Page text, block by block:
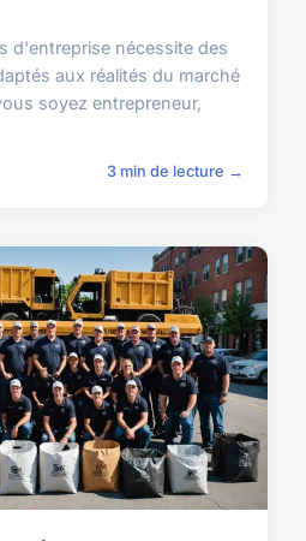
d'entreprise nécessite des
aux réalités du marché
soyez entrepreneur,
3 min de lecture →